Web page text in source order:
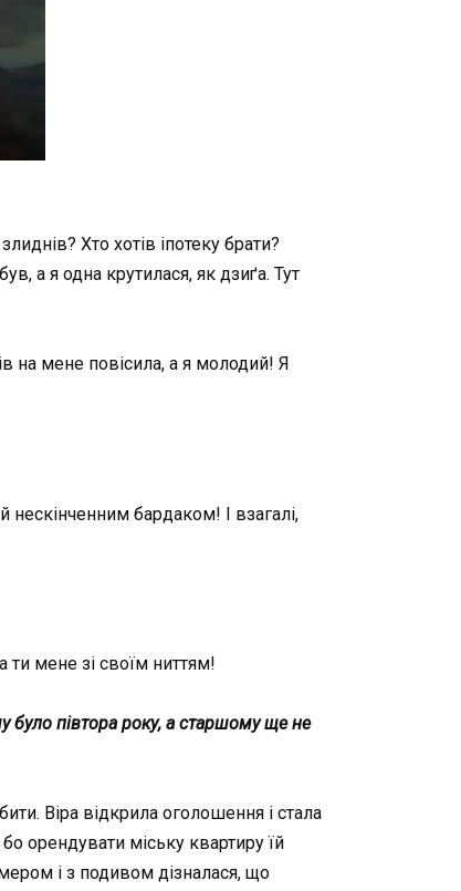
Хто хотів іпотеку брати?
а я одна крутилася, як дзиґа. Тут
на мене повісила, а я молодий! Я
бардаком! І взагалі,
ти мене зі своїм ниттям!
було півтора року, а старшому ще не
Віра відкрила оголошення і стала
орендувати міську квартиру їй
і з подивом дізналася, що